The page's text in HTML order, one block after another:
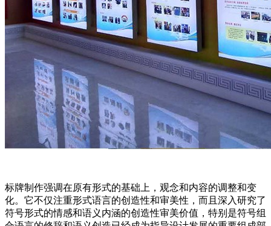
标牌制作强调在原有形式的基础上，观念和内容的调整和变
化。它不仅注重形式语言的创造性和审美性，而且深入研究了
符号形式的情感和语义内涵的创造性审美价值，特别是符号组